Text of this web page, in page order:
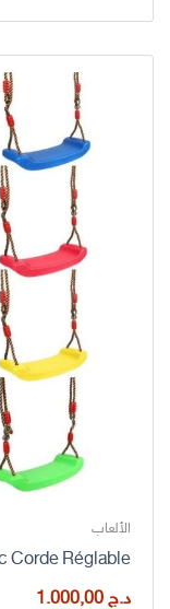
الألعاب
Corde Réglable
د.ج